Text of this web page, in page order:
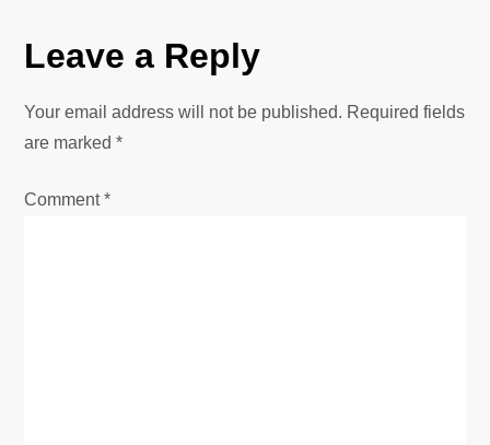
n
a
Leave a Reply
Your email address will not be published. Required fields
are marked*
Comment*